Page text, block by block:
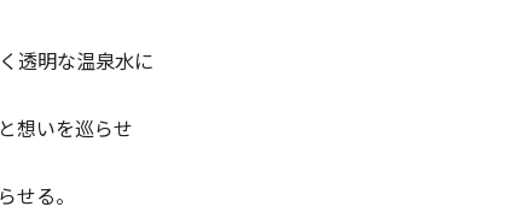
透明な温泉⽔に
想いを巡らせ
る。